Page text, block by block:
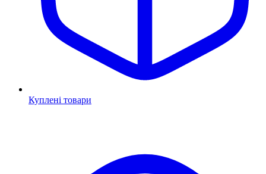
Куплені товари